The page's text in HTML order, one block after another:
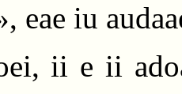
eae iu
ii e ii